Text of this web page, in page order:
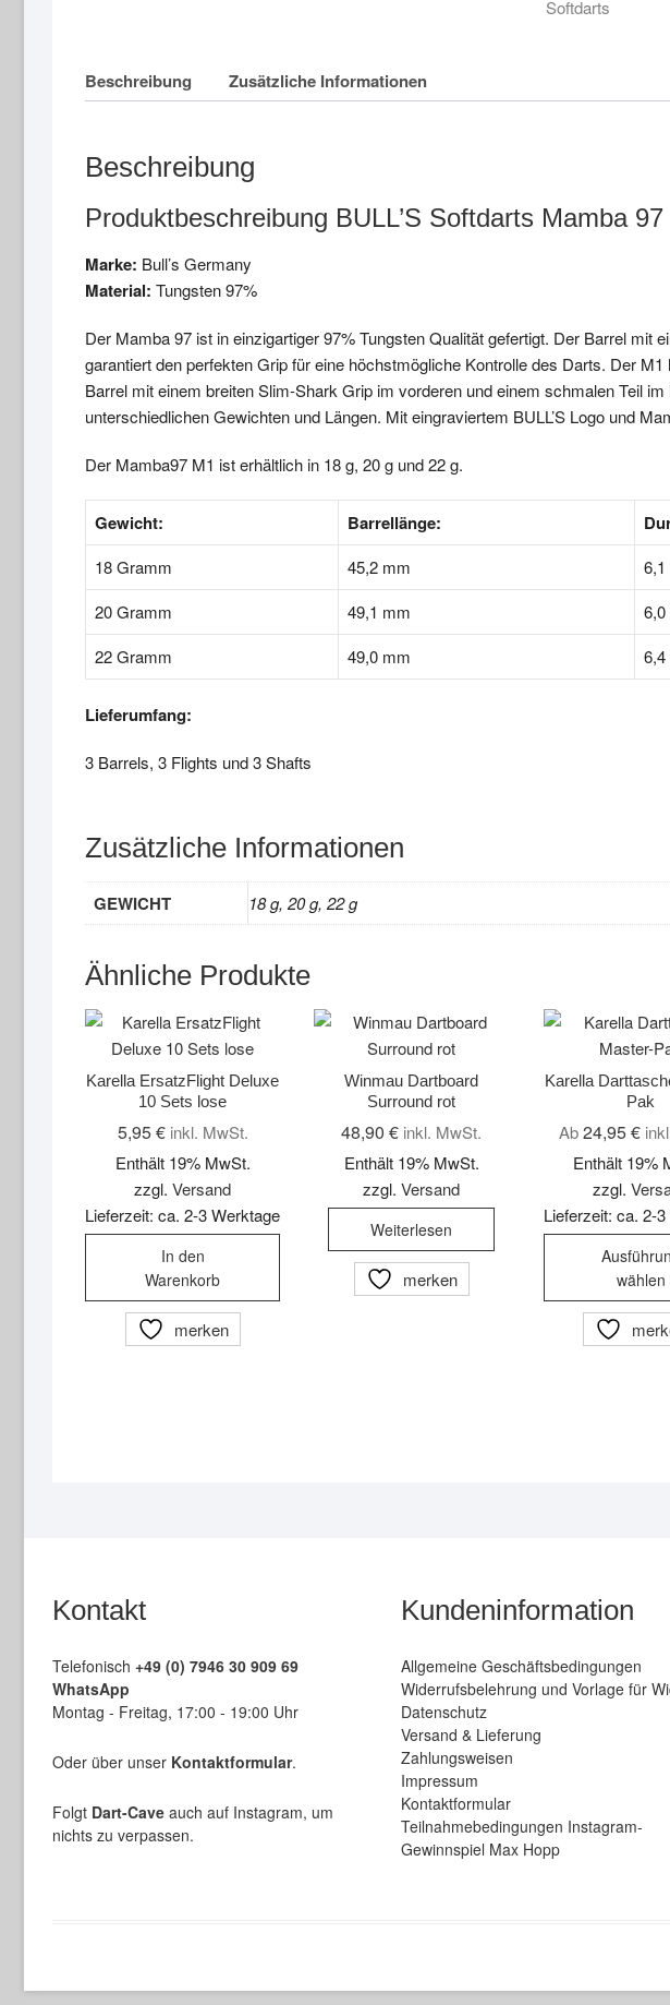
Softdarts
Beschreibung Zusätzliche Informationen
Beschreibung
Produktbeschreibung BULL’S Softdarts Mamba
Marke: Bull’s Germany
Material: Tungsten 97%
Der Mamba 97 ist in einzigartiger 97% Tungsten Qualität gefertigt. Der Barrel mit
garantiert den perfekten Grip für eine höchstmögliche Kontrolle des Darts. Der
Barrel mit einem breiten Slim-Shark Grip im vorderen und einem schmalen Teil
unterschiedlichen Gewichten und Längen. Mit eingraviertem BULL’S Logo und
Der Mamba97 M1 ist erhältlich in 18 g, 20 g und 22 g.
Gewicht: Barrellänge:
18 Gramm 45,2 mm
20 Gramm
49,1 mm
22 Gramm
49,0 mm
Lieferumfang:
3 Barrels, 3 Flights und 3 Shafts
Zusätzliche Informationen
GEWICHT 18 g, 20 g, 22 g
Ähnliche Produkte
Karella ErsatzFlight Deluxe
10 Sets lose
5,95€ inkl. MwSt.
Enthält 19% MwSt.
zzgl.Versand
Lieferzeit: ca. 2-3 Werktage
In den
Warenkorb
merken
Winmau Dartboard
Surround rot
48,90€ inkl. MwSt.
Enthält 19% MwSt.
zzgl.Versand
Weiterlesen
merken
Karella
Pak
Ab 24,95€
Enthält 19%
zzgl.
Lieferzeit: ca. 2-
wählen
Kontakt
Telefonisch +49 (0) 7946 30 909 69
WhatsApp
Montag - Freitag, 17:00 - 19:00 Uhr
Oder über unser Kontaktformular.
Folgt Dart-Cave auch auf Instagram, um
nichts zu verpassen.
Kundeninformation
Allgemeine Geschäftsbedingungen
Widerrufsbelehrung und Vorlage für
Datenschutz
Versand & Lieferung
Zahlungsweisen
Impressum
Kontaktformular
Teilnahmebedingungen Instagram-
Gewinnspiel Max Hopp